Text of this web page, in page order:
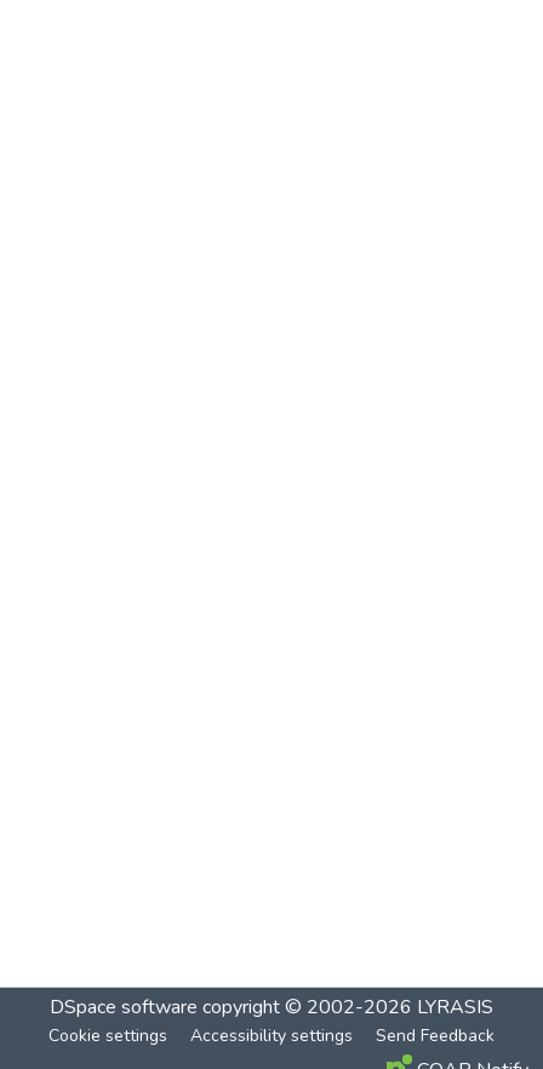
DSpace software copyright © 2002-2026 LYRASIS
Cookie settings Accessibility settings Send Feedback